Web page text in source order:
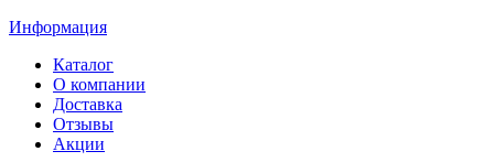
Информация
Каталог
О компании
Доставка
Отзывы
Акции